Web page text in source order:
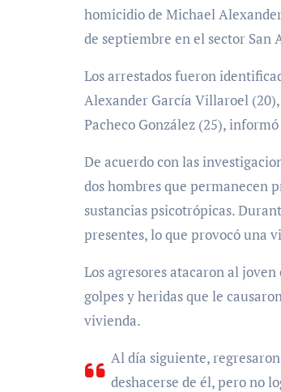
homicidio de Michael
de septiembre en el sector
Los arrestados fueron
Alexander García Villaroel
Pacheco González (25),
De acuerdo con las
dos hombres que permanecen
sustancias psicotrópicas.
presentes, lo que provocó una
Los agresores atacaron al
golpes y heridas que le
vivienda.
Al día siguiente,
deshacerse de él, pero no